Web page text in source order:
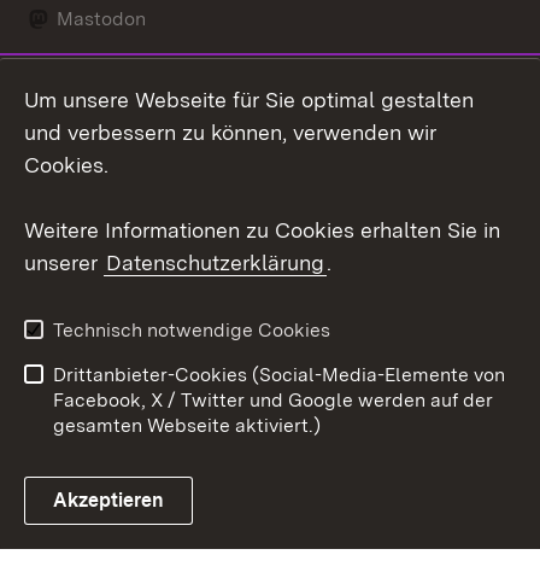
Mastodon
X / Twitter
Youtube
Link zum Landesportal
Kontakt
Datenschutz
Barrierefreiheit
Impressum Cookies
Um unsere Webseite für Sie optimal gestalten
und verbessern zu können, verwenden wir
Cookies.
Weitere Informationen zu Cookies erhalten Sie in
unserer Datenschutzerklärung.
Technisch notwendige Cookies
Drittanbieter-Cookies (Social-Media-Elemente von
Facebook, X / Twitter und Google werden auf der
gesamten Webseite aktiviert.)
Akzeptieren